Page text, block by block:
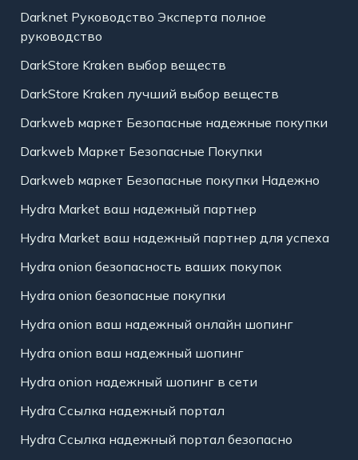
Darknet Руководство Эксперта полное
руководство
DarkStore Kraken выбор веществ
DarkStore Kraken лучший выбор веществ
Darkweb маркет Безопасные надежные покупки
Darkweb Маркет Безопасные Покупки
Darkweb маркет Безопасные покупки Надежно
Hydra Market ваш надежный партнер
Hydra Market ваш надежный партнер для успеха
Hydra onion безопасность ваших покупок
Hydra onion безопасные покупки
Hydra onion ваш надежный онлайн шопинг
Hydra onion ваш надежный шопинг
Hydra onion надежный шопинг в сети
Hydra Ссылка надежный портал
Hydra Ссылка надежный портал безопасно